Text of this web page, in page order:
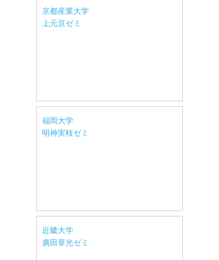
京都産業大学
上元亘ゼミ
福岡大学
明神実枝ゼミ
近畿大学
廣田章光ゼミ